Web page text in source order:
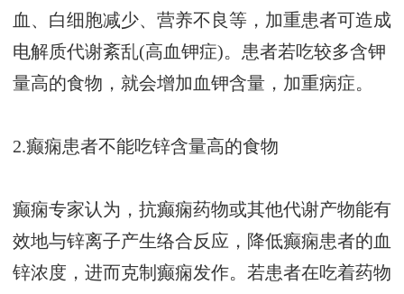
血、白细胞减少、营养不良等，加重患者可造成
电解质代谢紊乱(高血钾症)。患者若吃较多含钾
量高的食物，就会增加血钾含量，加重病症。
2.癫痫患者不能吃锌含量高的食物
癫痫专家认为，抗癫痫药物或其他代谢产物能有
效地与锌离子产生络合反应，降低癫痫患者的血
锌浓度，进而克制癫痫发作。若患者在吃着药物